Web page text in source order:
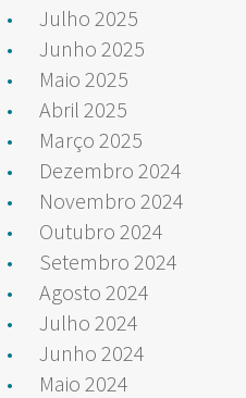
Julho 2025
Junho 2025
Maio 2025
Abril 2025
Março 2025
Dezembro 2024
Novembro 2024
Outubro 2024
Setembro 2024
Agosto 2024
Julho 2024
Junho 2024
Maio 2024